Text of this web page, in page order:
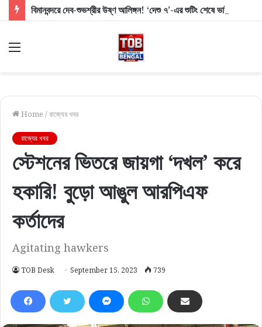
Menu
Home /রাজ্যের খবর
রাজ্যের খবর
স্টেশনের ভিতরে জায়গা ‘দখল’ করে
হকারি! বুড়ো আঙুল আরপিএফ
কর্তাদের
Agitating hawkers
TOB Desk September 15, 2023 739